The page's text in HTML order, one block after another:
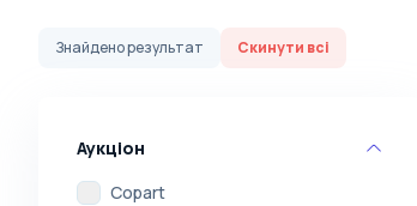
Знайденорезультат Скинути всі
Аукціон
Copart